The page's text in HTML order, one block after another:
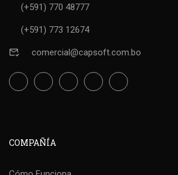
(+591) 770 48777
(+591) 773 12674
comercial@capsoft.com.bo
COMPAÑÍA